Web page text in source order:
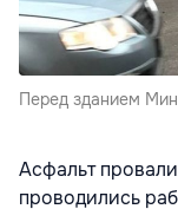
Перед зданием
Асфальт
проводились